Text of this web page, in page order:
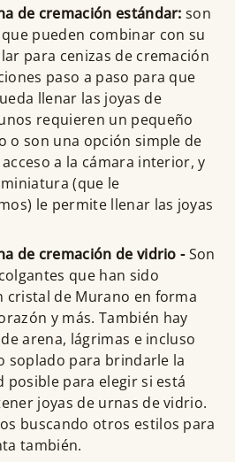
de cremación estándar: son
pueden combinar con su
para cenizas de cremación
paso a paso para que
llenar las joyas de
requieren un pequeño
o son una opción simple de
a la cámara interior, y
(que le
le permite llenar las joyas
de cremación de vidrio - Son
que han sido
cristal de Murano en forma
y más. También hay
arena, lágrimas e incluso
soplado para brindarle la
posible para elegir si está
joyas de urnas de vidrio.
buscando otros estilos para
también.